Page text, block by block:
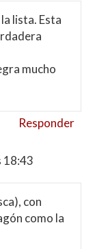
lista. Esta
mucho
Responder
18:43
con
como la